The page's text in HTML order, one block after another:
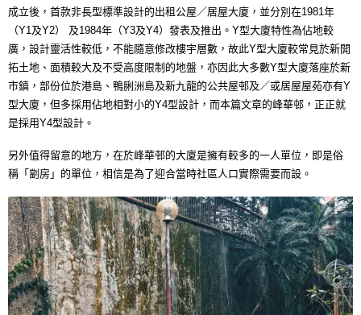
成立後，首款非長型標準設計的出租公屋／居屋大廈，並分別在1981年
（Y1及Y2） 及1984年（Y3及Y4）發表及推出。Y型大廈特性為佔地較
廣，設計靈活性較低，不能隨意修改樓宇層數，故此Y型大廈較常見於新開
拓土地、面積較大及不受高度限制的地盤，亦因此大多數Y型大廈落座於新
市鎮，部份位於港島、鴨脷洲島及新九龍的公共屋邨及／或居屋屋苑亦有Y
型大廈，但多採用佔地相對小的Y4型設計，而本篇文章的峰華邨，正正就
是採用Y4型設計。
另外值得留意的地方，在於峰華邨的大廈是擁有較多的一人單位，即是俗
稱「劏房」的單位，相信是為了迎合當時社區人口實際需要而設。